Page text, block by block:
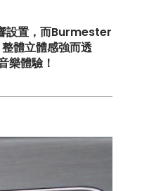
設置，而Burmester
體立體感強而透
樂體驗！
ADRO最
出終極版本的